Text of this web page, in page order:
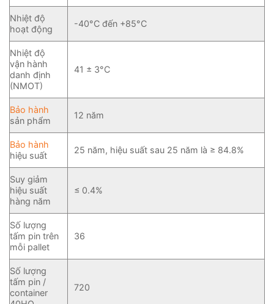
Nhiệt độ
hoạt động
-40°C đến +85°C
Nhiệt độ
vận hành
danh định
(NMOT)
41 ± 3°C
Bảo hành
sản phẩm
12 năm
Bảo hành
hiệu suất
25 năm, hiệu suất sau 25 năm là ≥ 84.8%
Suy giảm
hiệu suất
hàng năm
≤ 0.4%
Số lượng
tấm pin trên
mỗi pallet
36
Số lượng
tấm pin /
container
720